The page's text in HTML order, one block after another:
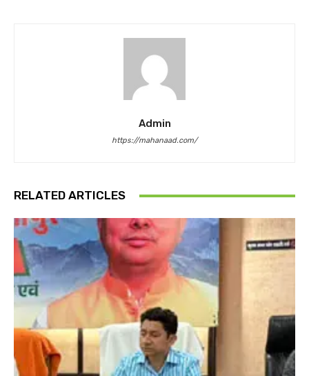
Admin
https://mahanaad.com/
RELATED ARTICLES